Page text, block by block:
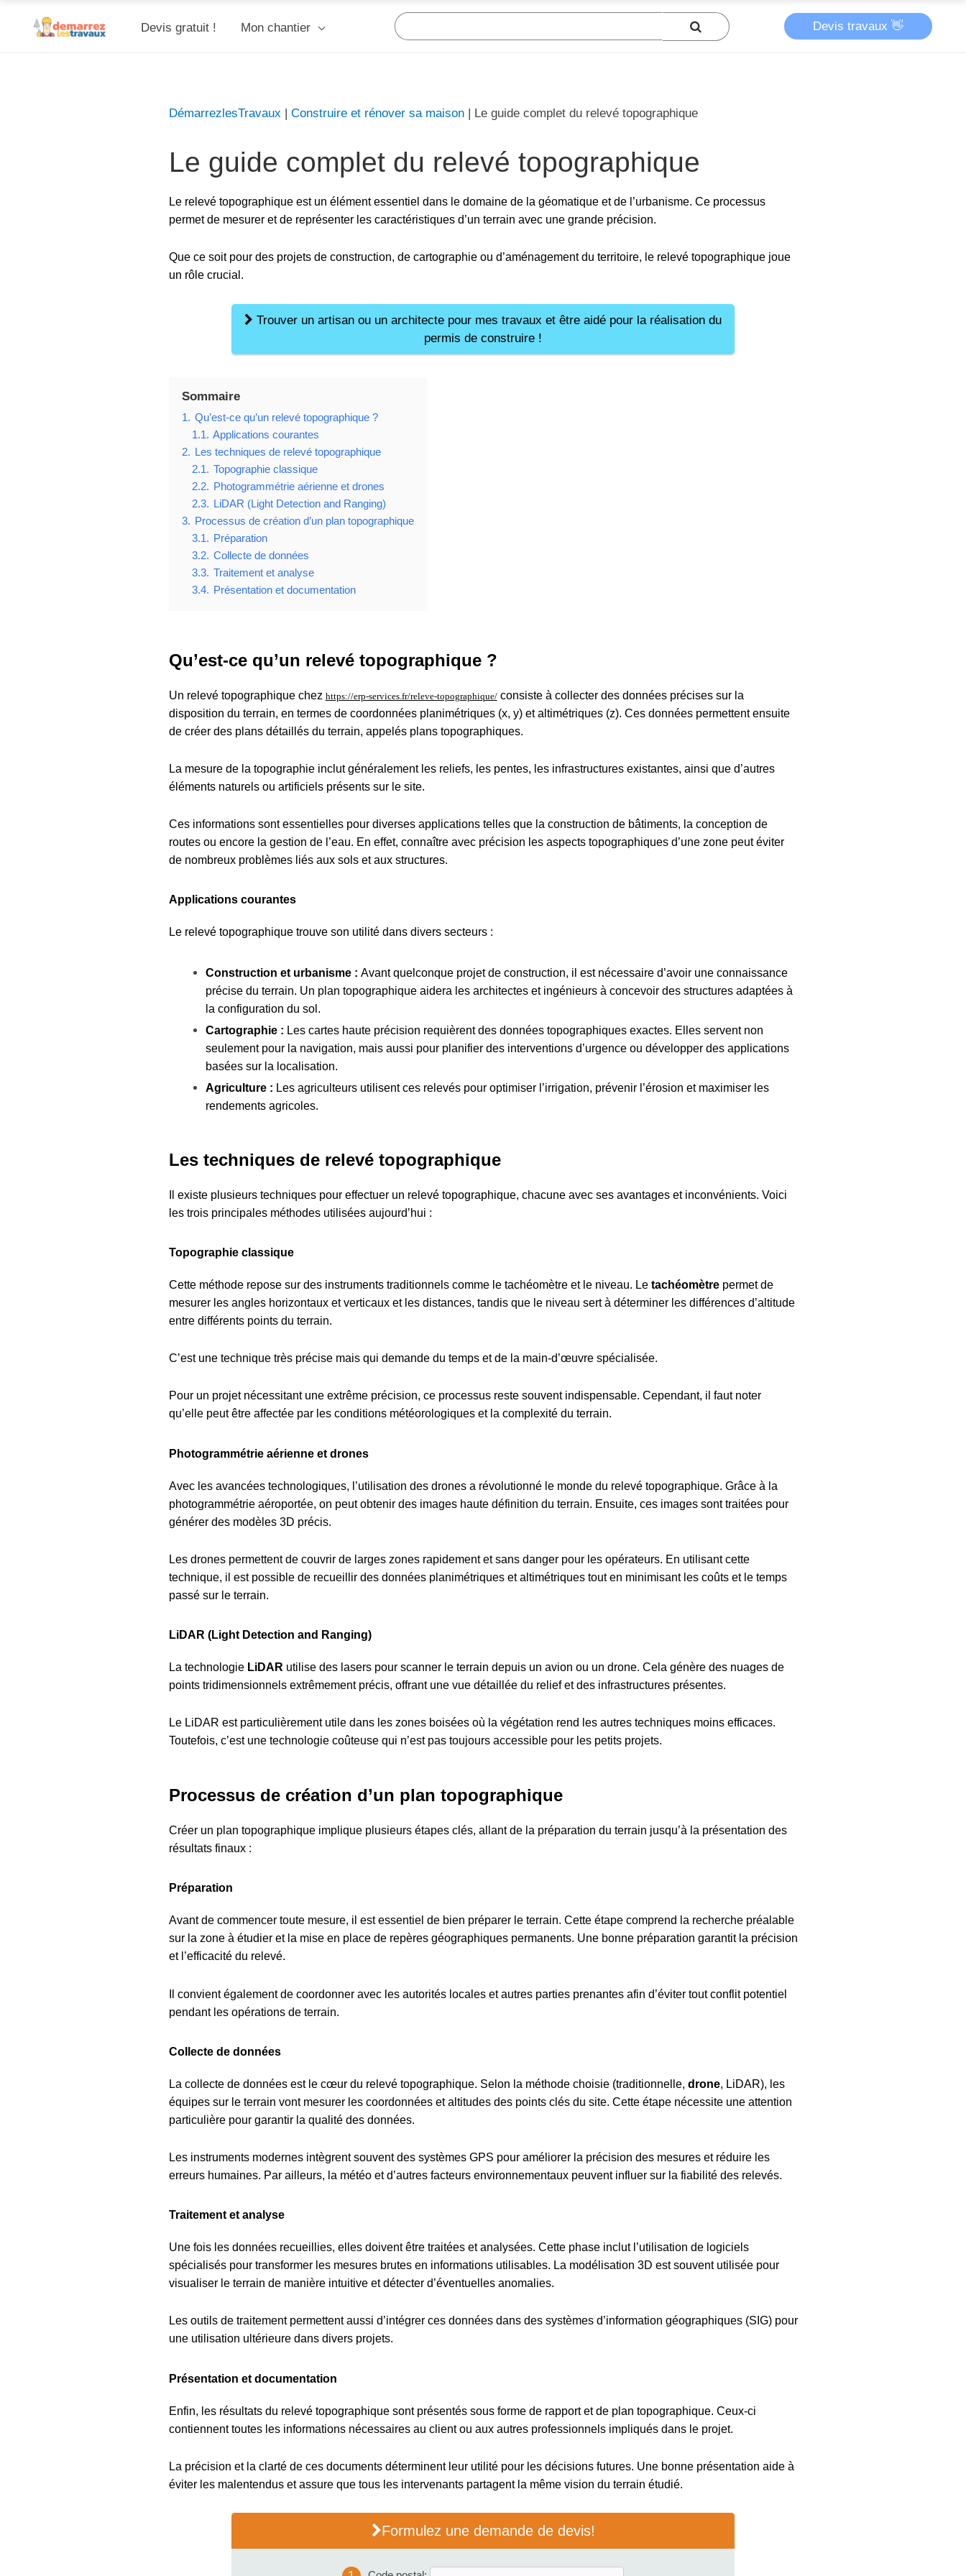
Devis gratuit ! Mon chantier Devis travaux 👋
DémarrezlesTravaux | Construire et rénover sa maison| Le guide complet du relevé topographique
Le guide complet du relevé topographique
Le relevé topographique est un élément essentiel dans le domaine de la géomatique et de l’urbanisme. Ce processus
permet de mesurer et de représenter les caractéristiques d’un terrain avec une grande précision.
Que ce soit pour des projets de construction, de cartographie ou d’aménagement du territoire, le relevé topographique joue
un rôle crucial.
Trouver un artisan ou un architecte pour mes travaux et être aidé pour la réalisation du
permis de construire !
Sommaire
1. Qu’est-ce qu’un relevé topographique ?
1.1. Applications courantes
2. Les techniques de relevé topographique
2.1. Topographie classique
2.2. Photogrammétrie aérienne et drones
2.3. LiDAR (Light Detection and Ranging)
3. Processus de création d’un plan topographique
3.1. Préparation
3.2. Collecte de données
3.3. Traitement et analyse
3.4. Présentation et documentation
Qu’est-ce qu’un relevé topographique ?
Un relevé topographique chez https://erp-services.fr/releve-topographique/consiste à collecter des données précises sur la
disposition du terrain, en termes de coordonnées planimétriques (x, y) et altimétriques (z). Ces données permettent ensuite
de créer des plans détaillés du terrain, appelés plans topographiques.
La mesure de la topographie inclut généralement les reliefs, les pentes, les infrastructures existantes, ainsi que d’autres
éléments naturels ou artificiels présents sur le site.
Ces informations sont essentielles pour diverses applications telles que la construction de bâtiments, la conception de
routes ou encore la gestion de l’eau. En effet, connaître avec précision les aspects topographiques d’une zone peut éviter
de nombreux problèmes liés aux sols et aux structures.
Applications courantes
Le relevé topographique trouve son utilité dans divers secteurs :
Construction et urbanisme : Avant quelconque projet de construction, il est nécessaire d’avoir une connaissance
précise du terrain. Un plan topographique aidera les architectes et ingénieurs à concevoir des structures adaptées à
la configuration du sol.
Cartographie : Les cartes haute précision requièrent des données topographiques exactes. Elles servent non
seulement pour la navigation, mais aussi pour planifier des interventions d’urgence ou développer des applications
basées sur la localisation.
Agriculture : Les agriculteurs utilisent ces relevés pour optimiser l’irrigation, prévenir l’érosion et maximiser les
rendements agricoles.
Les techniques de relevé topographique
Il existe plusieurs techniques pour effectuer un relevé topographique, chacune avec ses avantages et inconvénients. Voici
les trois principales méthodes utilisées aujourd’hui :
Topographie classique
Cette méthode repose sur des instruments traditionnels comme le tachéomètre et le niveau. Le tachéomètrepermet de
mesurer les angles horizontaux et verticaux et les distances, tandis que le niveau sert à déterminer les différences d’altitude
entre différents points du terrain.
C’est une technique très précise mais qui demande du temps et de la main-d’œuvre spécialisée.
Pour un projet nécessitant une extrême précision, ce processus reste souvent indispensable. Cependant, il faut noter
qu’elle peut être affectée par les conditions météorologiques et la complexité du terrain.
Photogrammétrie aérienne et drones
Avec les avancées technologiques, l’utilisation des drones a révolutionné le monde du relevé topographique. Grâce à la
photogrammétrie aéroportée, on peut obtenir des images haute définition du terrain. Ensuite, ces images sont traitées pour
générer des modèles 3D précis.
Les drones permettent de couvrir de larges zones rapidement et sans danger pour les opérateurs. En utilisant cette
technique, il est possible de recueillir des données planimétriques et altimétriques tout en minimisant les coûts et le temps
passé sur le terrain.
LiDAR (Light Detection and Ranging)
La technologie LiDAR utilise des lasers pour scanner le terrain depuis un avion ou un drone. Cela génère des nuages de
points tridimensionnels extrêmement précis, offrant une vue détaillée du relief et des infrastructures présentes.
Le LiDAR est particulièrement utile dans les zones boisées où la végétation rend les autres techniques moins efficaces.
Toutefois, c’est une technologie coûteuse qui n’est pas toujours accessible pour les petits projets.
Processus de création d’un plan topographique
Créer un plan topographique implique plusieurs étapes clés, allant de la préparation du terrain jusqu’à la présentation des
résultats finaux :
Préparation
Avant de commencer toute mesure, il est essentiel de bien préparer le terrain. Cette étape comprend la recherche préalable
sur la zone à étudier et la mise en place de repères géographiques permanents. Une bonne préparation garantit la précision
et l’efficacité du relevé.
Il convient également de coordonner avec les autorités locales et autres parties prenantes afin d’éviter tout conflit potentiel
pendant les opérations de terrain.
Collecte de données
La collecte de données est le cœur du relevé topographique. Selon la méthode choisie (traditionnelle, drone, LiDAR), les
équipes sur le terrain vont mesurer les coordonnées et altitudes des points clés du site. Cette étape nécessite une attention
particulière pour garantir la qualité des données.
Les instruments modernes intègrent souvent des systèmes GPS pour améliorer la précision des mesures et réduire les
erreurs humaines. Par ailleurs, la météo et d’autres facteurs environnementaux peuvent influer sur la fiabilité des relevés.
Traitement et analyse
Une fois les données recueillies, elles doivent être traitées et analysées. Cette phase inclut l’utilisation de logiciels
spécialisés pour transformer les mesures brutes en informations utilisables. La modélisation 3D est souvent utilisée pour
visualiser le terrain de manière intuitive et détecter d’éventuelles anomalies.
Les outils de traitement permettent aussi d’intégrer ces données dans des systèmes d’information géographiques (SIG) pour
une utilisation ultérieure dans divers projets.
Présentation et documentation
Enfin, les résultats du relevé topographique sont présentés sous forme de rapport et de plan topographique. Ceux-ci
contiennent toutes les informations nécessaires au client ou aux autres professionnels impliqués dans le projet.
La précision et la clarté de ces documents déterminent leur utilité pour les décisions futures. Une bonne présentation aide à
éviter les malentendus et assure que tous les intervenants partagent la même vision du terrain étudié.
Formulez une demande de devis!